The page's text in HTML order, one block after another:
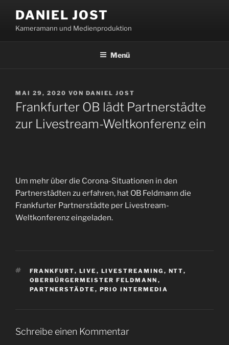
Inhalt
springen
DANIEL JOST
Kameramann und Medienproduktion
Menü
VERÖFFENTLICHT
AM
MAI 29, 2020 VON DANIEL JOST
Frankfurter OB lädt Partnerstädte
zur Livestream-Weltkonferenz ein
Um mehr über die Corona-Situationen in den
Partnerstädten zu erfahren, hat OB Feldmann die
Frankfurter Partnerstädte per Livestream-
Weltkonferenz eingeladen.
SCHLAGWÖRTER
FRANKFURT, LIVE , LIVESTREAMING , NTT,
OBERBÜRGERMEISTER FELDMANN ,
PARTNERSTÄDTE , PRIO INTERMEDIA
Schreibe einen Kommentar